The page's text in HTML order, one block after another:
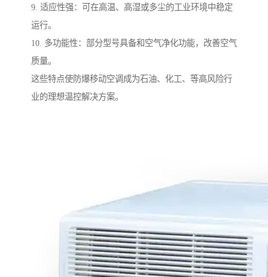
9. 适应性强：可在高温、高湿或多尘的工业环境中稳定
运行。
10. 多功能性：部分型号具备和空气净化功能，改善空气
质量。
这些特点使防爆移动空调成为石油、化工、等高风险行
业的理想温控解决方案。